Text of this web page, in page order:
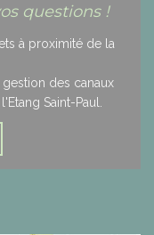
questions !
à proximité de la
gestion des canaux
Saint-Paul.